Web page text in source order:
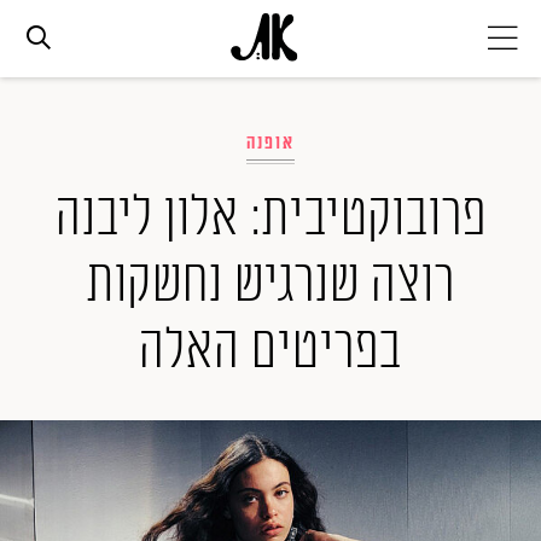
אופנה
ביוטי
סלבס
ערוצים נוספים
המגזין
אופנה
פרובוקטיבית: אלון ליבנה
רוצה שנרגיש נחשקות
בפריטים האלה